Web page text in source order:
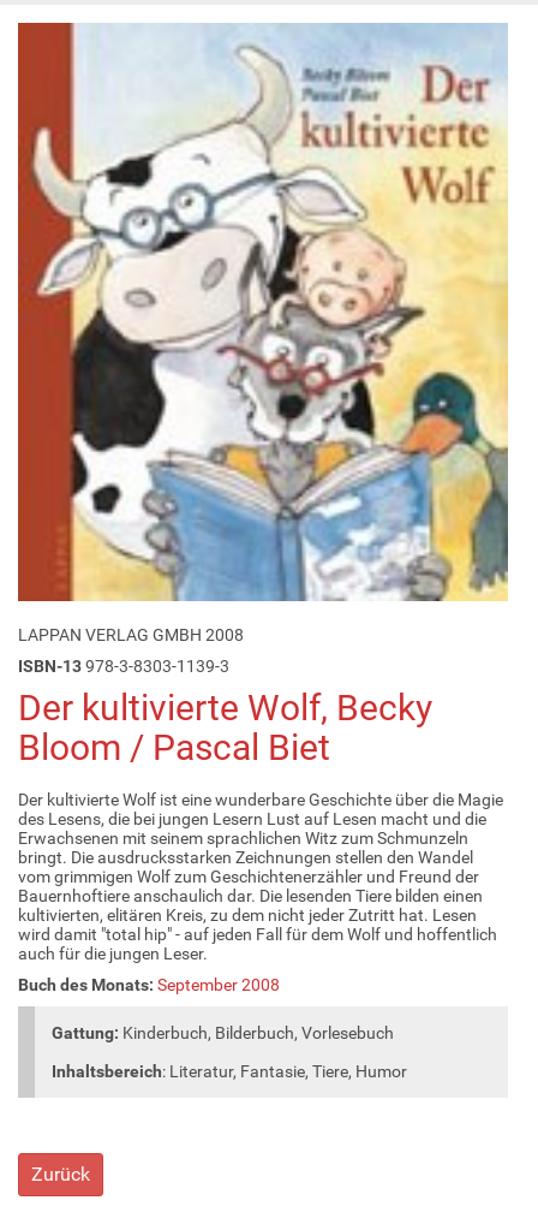
LAPPAN VERLAG GMBH 2008
ISBN-13978-3-8303-1139-3
Der kultivierte Wolf, Becky
Bloom / Pascal Biet
Der kultivierte Wolf ist eine wunderbare Geschichte über die Magie
des Lesens, die bei jungen Lesern Lust auf Lesen macht und die
Erwachsenen mit seinem sprachlichen Witz zum Schmunzeln
bringt. Die ausdrucksstarken Zeichnungen stellen den Wandel
vom grimmigen Wolf zum Geschichtenerzähler und Freund der
Bauernhoftiere anschaulich dar. Die lesenden Tiere bilden einen
kultivierten, elitären Kreis, zu dem nicht jeder Zutritt hat. Lesen
wird damit "total hip" - auf jeden Fall für dem Wolf und hoffentlich
auch für die jungen Leser.
Buch des Monats: September 2008
Gattung: Kinderbuch, Bilderbuch, Vorlesebuch
Inhaltsbereich: Literatur, Fantasie, Tiere, Humor
Zurück